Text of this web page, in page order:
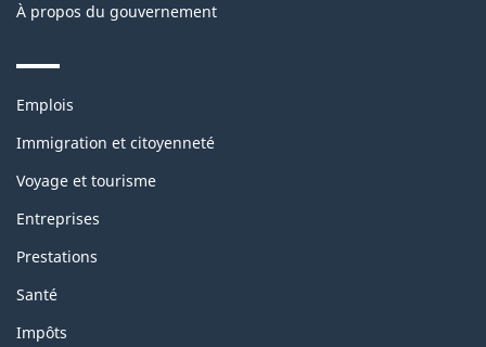
À propos du gouvernement
Themes
topics
Emplois
Immigration et citoyenneté
Voyage et tourisme
Entreprises
Prestations
Santé
Impôts